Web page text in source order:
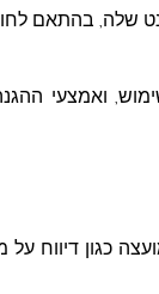
בהתאם לחוק
ואמצעי
דיווח על